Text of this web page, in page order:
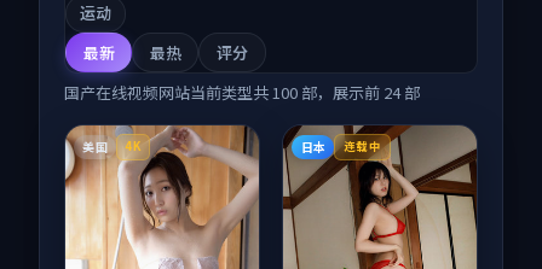
运动
最新
最热
评分
国产在线视频网站当前类型共100 部，展示前 24部
美国 4K 日本 连载中